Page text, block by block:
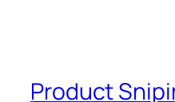
Product